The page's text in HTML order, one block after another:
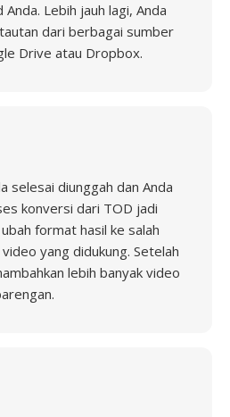
Lebih jauh lagi, Anda
dari berbagai sumber
Drive atau Dropbox.
selesai diunggah dan Anda
konversi dari TOD jadi
ubah format hasil ke salah
yang didukung. Setelah
lebih banyak video